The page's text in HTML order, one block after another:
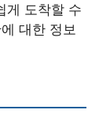
게 도착할 수
대한 정보